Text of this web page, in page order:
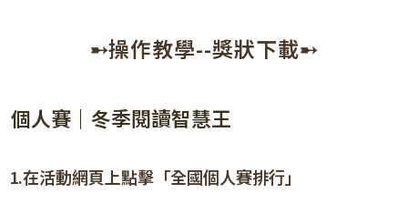
➸操作教學--獎狀下載➸
個人賽｜冬季閱讀智慧王
1.在活動網頁上點擊「全國個人賽排行」